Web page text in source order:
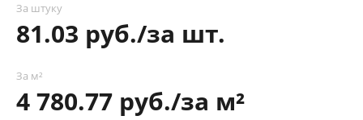
За штуку
81.03 руб./за шт.
За м²
4 780.77 руб./за м²